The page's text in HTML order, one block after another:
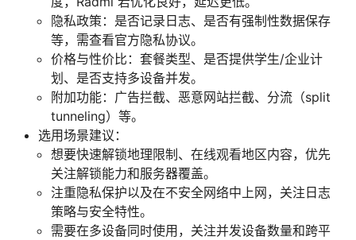
隐私政策：是否记录日志、是否有强制性数据保存
等，需查看官方隐私协议。
价格与性价比：套餐类型、是否提供学生/企业计
划、是否支持多设备并发。
附加功能：广告拦截、恶意网站拦截、分流（split
tunneling）等。
选用场景建议：
想要快速解锁地理限制、在线观看地区内容，优先
关注解锁能力和服务器覆盖。
注重隐私保护以及在不安全网络中上网，关注日志
策略与安全特性。
需要在多设备同时使用，关注并发设备数量和跨平